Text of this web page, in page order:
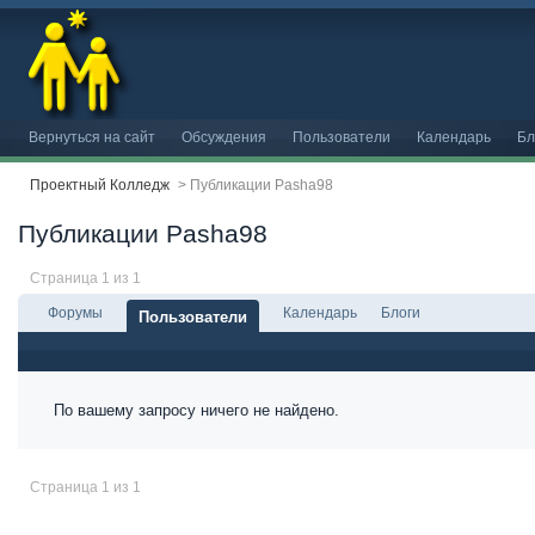
Вернуться на сайт Обсуждения Пользователи Календарь
Проектный Колледж > Публикации Pasha98
Публикации Pasha98
Страница 1 из 1
Форумы Пользователи Календарь Блоги
По вашему запросу ничего не найдено.
Страница 1 из 1